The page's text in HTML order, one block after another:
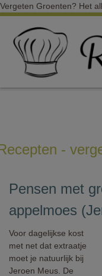
Vergeten Groenten? Het
-
Pensen met
appelmoes
Voor dagelijkse kost
met net dat extraatje
moet je natuurlijk bij
Jeroen Meus. De